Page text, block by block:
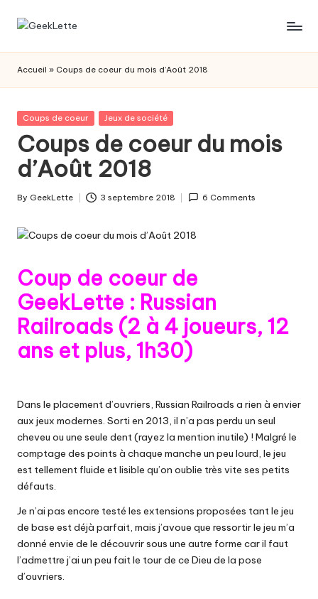
Skip
G
e
e
k
L
e
t
t
e
les
de
société
Accueil » Coups de coeur du mois d’Août 2018
Posted
Coups de coeur Jeux de société
Coups de coeur du mois
d’Août 2018
Posted
By GeekLette 3 septembre 2018 6 Comments
Coup de coeur de
GeekLette : Russian
Railroads (2 à 4 joueurs, 12
ans et plus, 1h30)
Dans le placement d’ouvriers, Russian Railroads a rien à envier
aux jeux modernes. Sorti en 2013, il n’a pas perdu un seul
cheveu ou une seule dent (rayez la mention inutile) ! Malgré le
comptage des points à chaque manche un peu lourd, le jeu
est tellement fluide et lisible qu’on oublie très vite ses petits
défauts.
Je n’ai pas encore testé les extensions proposées tant le jeu
de base est déjà parfait, mais j’avoue que ressortir le jeu m’a
donné envie de le découvrir sous une autre forme car il faut
l’admettre j’ai un peu fait le tour de ce Dieu de la pose
d’ouvriers.